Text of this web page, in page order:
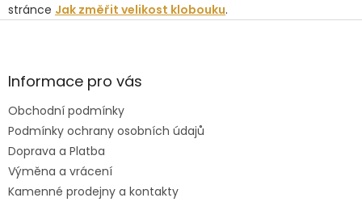
stránce Jak změřit velikost klobouku.
Z
aInformace pro vás
Obchodní podmínky
Podmínky ochrany osobních údajů
Doprava a Platba
Výměna a vrácení
Kamenné prodejny a kontakty